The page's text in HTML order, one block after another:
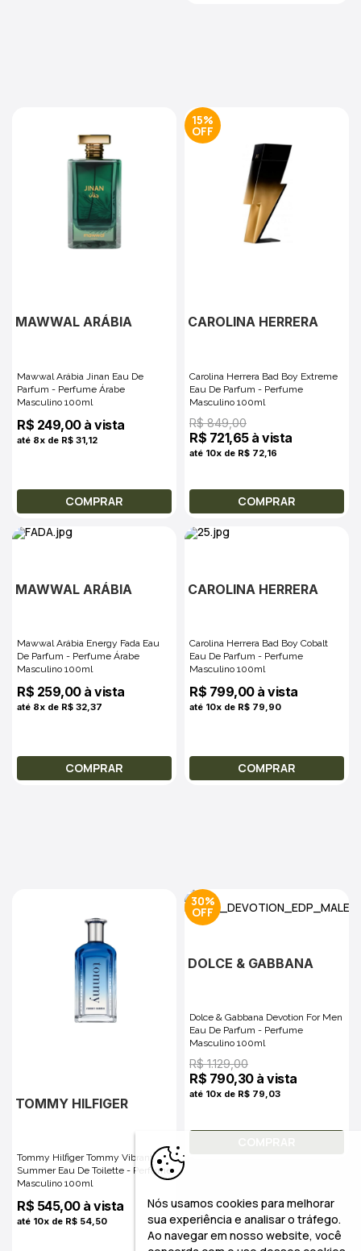
MAWWAL ARÁBIA
Mawwal Arábia Jinan Eau De
Parfum - Perfume Árabe
Masculino 100ml
R$ 249,00 à vista
até 8x de R$ 31,12
COMPRAR
15%
CAROLINA HERRERA
Carolina Herrera Bad Boy Extreme
Eau De Parfum - Perfume
Masculino 100ml
R$ 849,00
R$ 721,65 à vista
até 10x de R$ 72,16
COMPRAR
MAWWAL ARÁBIA
Mawwal Arábia Energy Fada Eau
De Parfum - Perfume Árabe
Masculino 100ml
R$ 259,00 à vista
até 8x de R$ 32,37
COMPRAR
CAROLINA HERRERA
Carolina Herrera Bad Boy Cobalt
Eau De Parfum - Perfume
Masculino 100ml
R$ 799,00 à vista
até 10x de R$ 79,90
COMPRAR
TOMMY HILFIGER
Tommy Hilfiger Tommy Vibrant
Summer Eau De Toilette - Perfume
Masculino 100ml
R$ 545,00 à vista
até 10x de R$ 54,50
30%
DOLCE & GABBANA
Dolce & Gabbana Devotion For Men
Eau De Parfum - Perfume
Masculino 100ml
R$ 1.129,00
R$ 790,30 à vista
até 10x de R$ 79,03
Nós usamos cookies para melhorar
sua experiência e analisar o tráfego.
Ao navegar em nosso website, você